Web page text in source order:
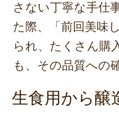
さない丁寧な手仕
た際、「前回美味
られ、たくさん購
も、その品質への
生食用から醸